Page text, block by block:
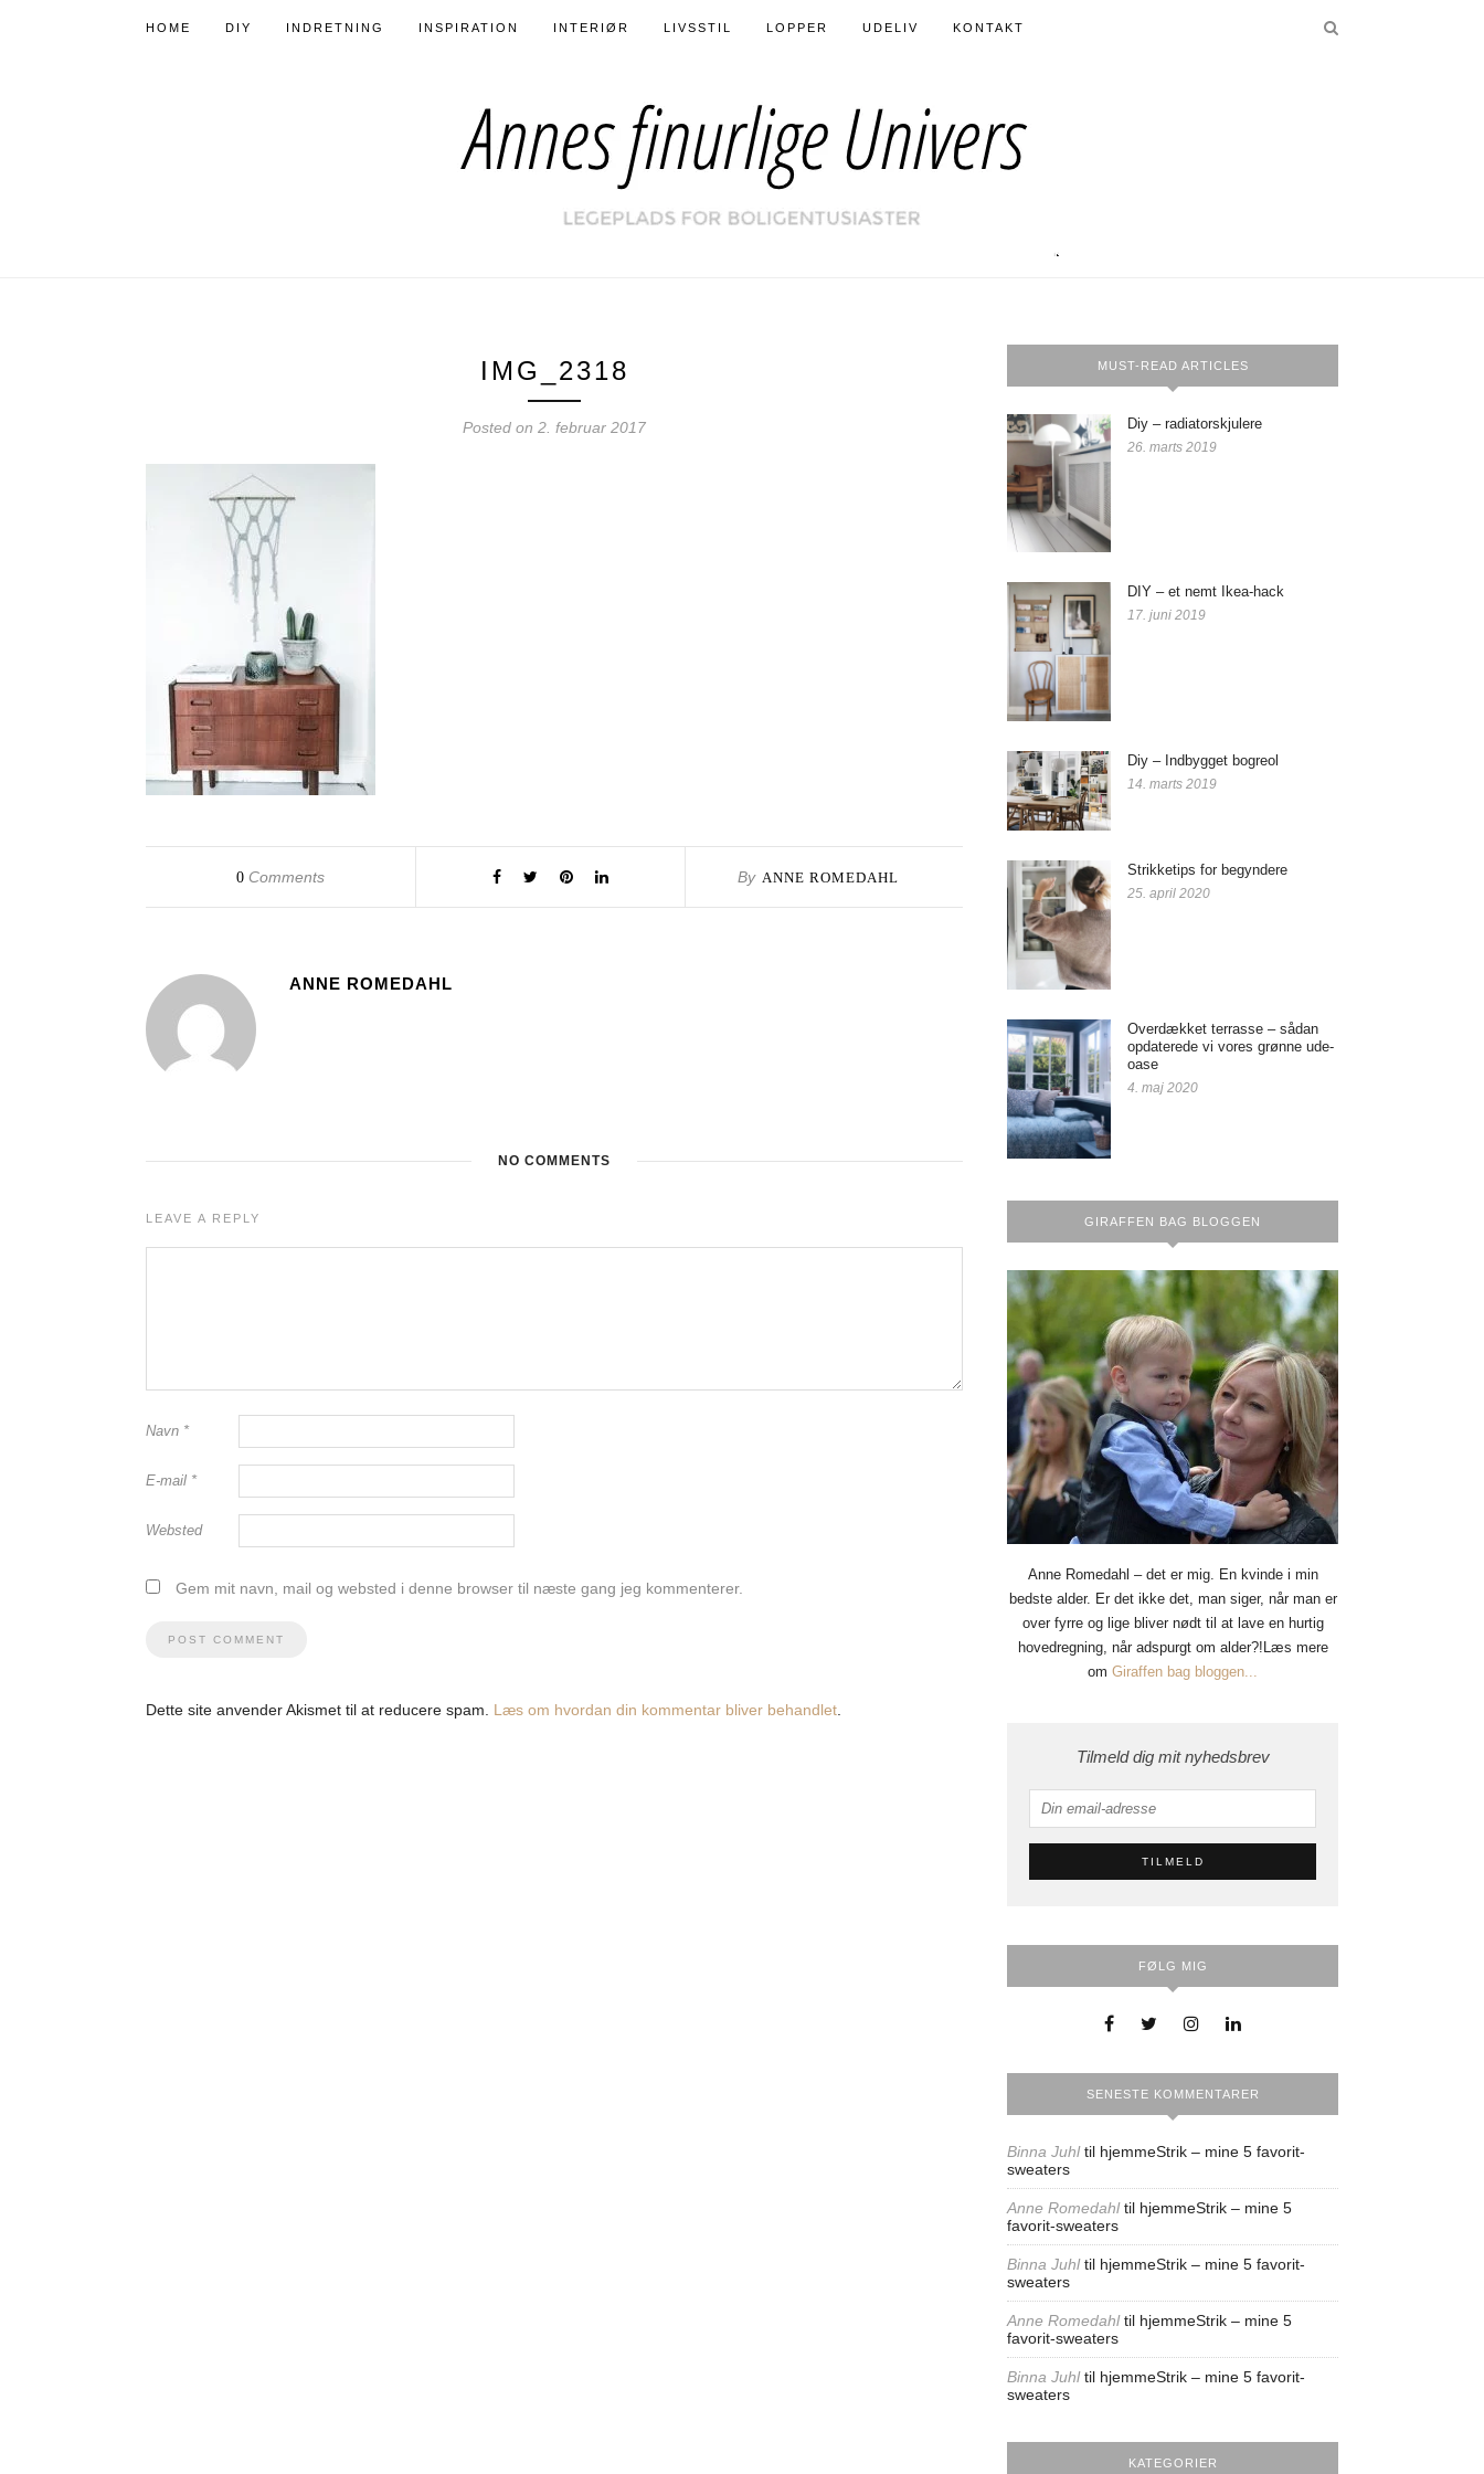
HOME DIY INDRETNING INSPIRATION INTERIØR LIVSSTIL LOPPER UDELIV KONTAKT
IMG_2318
Posted on 2. februar 2017
0 Comments By ANNE ROMEDAHL
ANNE ROMEDAHL
NO COMMENTS
LEAVE A REPLY
Navn *
E-mail *
Websted
Gem mit navn, mail og websted i denne browser til næste gang jeg kommenterer.
Dette site anvender Akismet til at reducere spam. Læs om hvordan din kommentar bliver behandlet
MUST-READ ARTICLES
Diy – radiatorskjulere
26. marts 2019
DIY – et nemt Ikea-hack
17. juni 2019
Diy – Indbygget bogreol
14. marts 2019
Strikketips for begyndere
25. april 2020
Overdækket terrasse – sådan
opdaterede vi vores grønne ude-
oase
4. maj 2020
GIRAFFEN BAG BLOGGEN
Anne Romedahl – det er mig. En kvinde i min
bedste alder. Er det ikke det, man siger, når man er
over fyrre og lige bliver nødt til at lave en hurtig
hovedregning, når adspurgt om alder?!Læs mere
om Giraffen bag bloggen...
Tilmeld dig mit nyhedsbrev
FØLG MIG
SENESTE KOMMENTARER
Binna Juhltil hjemmeStrik – mine 5 favorit-
sweaters
Anne Romedahltil hjemmeStrik – mine 5
favorit-sweaters
Binna Juhltil hjemmeStrik – mine 5 favorit-
sweaters
Anne Romedahltil hjemmeStrik – mine 5
favorit-sweaters
Binna Juhltil hjemmeStrik – mine 5 favorit-
sweaters
KATEGORIER